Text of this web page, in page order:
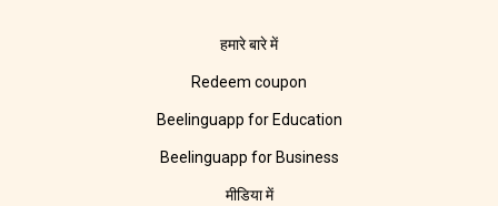
हमारे बारे में
Redeem coupon
Beelinguapp for Education
Beelinguapp for Business
मीडिया में